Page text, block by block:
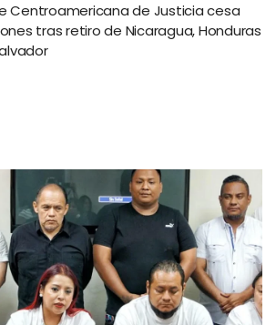
Centroamericana de Justicia cesa
tras retiro de Nicaragua, Honduras